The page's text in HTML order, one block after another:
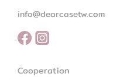
info@dearcasetw.com
Cooperation